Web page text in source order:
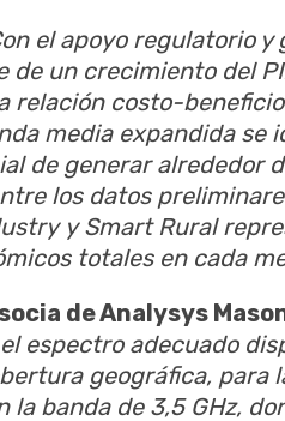
el apoyo regulatorio
de un crecimiento del
relación costo-
media expandida se
de generar alrededor
los datos
y Smart Rural
totales en cada
de Analysys
espectro adecuado
geográfica, para
la banda de 3,5 GHz,